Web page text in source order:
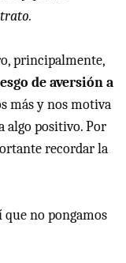
principalmente,
de aversión a
más y nos motiva
algo positivo. Por
recordar la
no pongamos